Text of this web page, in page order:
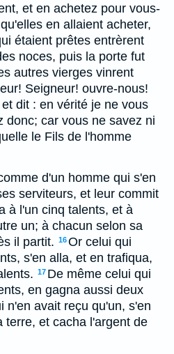
et en achetez pour vous-
en allaient acheter,
étaient prêtes entrèrent
noces, puis la porte fut
autres vierges vinrent
Seigneur! ouvre-nous!
dit : en vérité je ne vous
donc; car vous ne savez ni
le Fils de l'homme
d'un homme qui s'en
serviteurs, et leur commit
à l'un cinq talents, et à
un; à chacun selon sa
il partit. 16Or celui qui
s'en alla, et en trafiqua,
17 De même celui qui
en gagna aussi deux
n'en avait reçu qu'un, s'en
terre, et cacha l'argent de